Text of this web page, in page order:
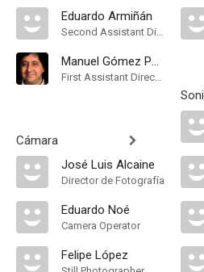
Eduardo Armiñán
Second Assistant Director
Manuel Gómez Pereira
First Assistant Director
Cámara
José Luis Alcaine
Director de Fotografía
Eduardo Noé
Camera Operator
Felipe López